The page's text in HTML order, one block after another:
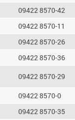
09422 8570-42
09422 8570-11
09422 8570-26
09422 8570-36
09422 8570-29
09422 8570-0
09422 8570-35